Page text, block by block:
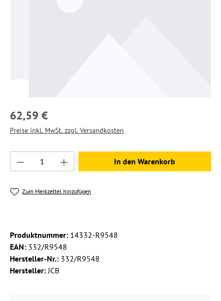
62,59 €
Preise inkl. MwSt. zzgl. Versandkosten
Produkt Anzahl: Gib den gewünschten
In den Warenkorb
Zum Merkzettel hinzufügen
Produktnummer: 14332-R9548
EAN: 332/R9548
Hersteller-Nr.: 332/R9548
Hersteller:JCB